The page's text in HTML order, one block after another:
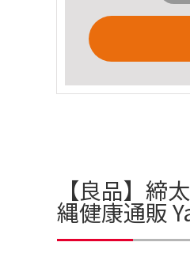
【良品】
縄健康通販